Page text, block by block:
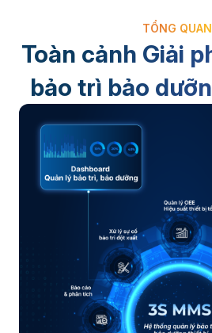
TỔNG QUAN
Toàn cảnh Giải
bảo trì bảo